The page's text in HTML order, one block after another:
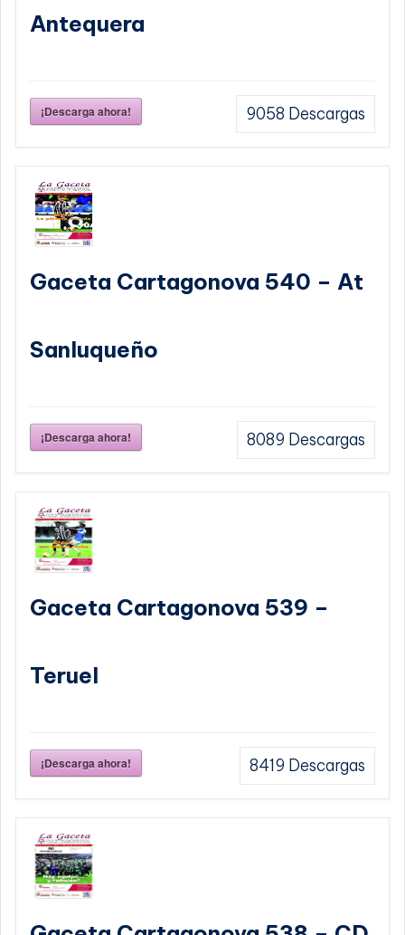
Antequera
¡Descarga ahora! 9058 Descargas
Gaceta Cartagonova 540 – At
Sanluqueño
¡Descarga ahora! 8089 Descargas
Gaceta Cartagonova 539 –
Teruel
¡Descarga ahora! 8419 Descargas